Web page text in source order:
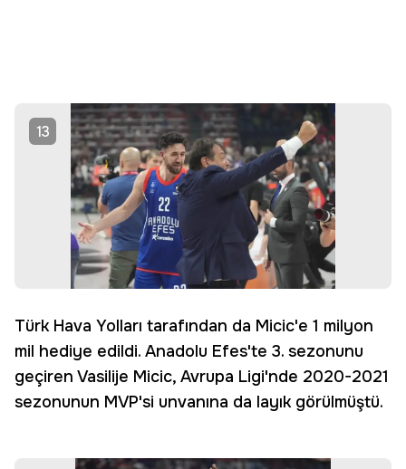
13
Türk Hava Yolları tarafından da Micic'e 1 milyon
mil hediye edildi. Anadolu Efes'te 3. sezonunu
geçiren Vasilije Micic, Avrupa Ligi'nde 2020-2021
sezonunun MVP'si unvanına da layık görülmüştü.